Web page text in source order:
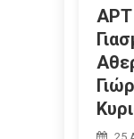
ΑΡΤ